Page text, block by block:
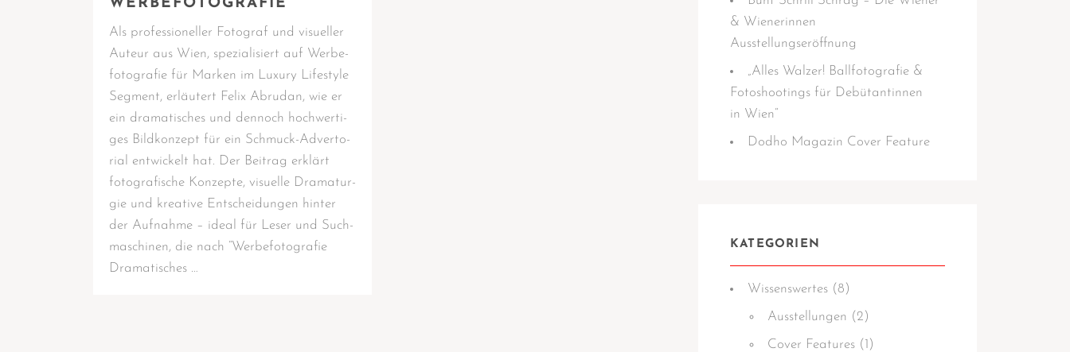
WERBEFOTOGRAFIE
Als pro­fes­sio­nel­ler Foto­graf und visu­el­ler
Auteur aus Wien, spe­zia­li­siert auf Wer­be­
fo­to­gra­fie für Mar­ken im Luxu­ry Life­style
Seg­ment, erläu­tert Felix Abru­dan, wie er
ein dra­ma­ti­sches und den­noch hoch­wer­ti­
ges Bild­kon­zept für ein Schmuck-Adver­­­to­
ri­al ent­wi­ckelt hat. Der Bei­trag erklärt
foto­gra­fi­sche Kon­zep­te, visu­el­le Dra­ma­tur­
gie und krea­ti­ve Ent­schei­dun­gen hin­ter
der Auf­nah­me – ide­al für Leser und Such­
ma­schi­nen, die nach “Wer­be­fo­to­gra­fie
Dramatisches …
& Wienerinnen
Ausstellungseröffnung
„Alles Walzer! Ballfotografie &
Fotoshootings für Debütantinnen
in Wien“
Dodho Magazin Cover Feature
KATEGORIEN
Wissens­­wertes (8)
Ausstellungen (2)
Cover Features (1)